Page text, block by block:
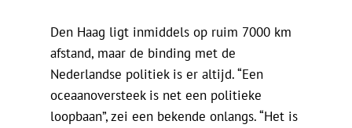
Den Haag ligt inmiddels op ruim 7000 km
afstand, maar de binding met de
Nederlandse politiek is er altijd. “Een
oceaanoversteek is net een politieke
loopbaan”, zei een bekende onlangs. “Het is